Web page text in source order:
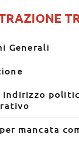
Generali
indirizzo
mancata